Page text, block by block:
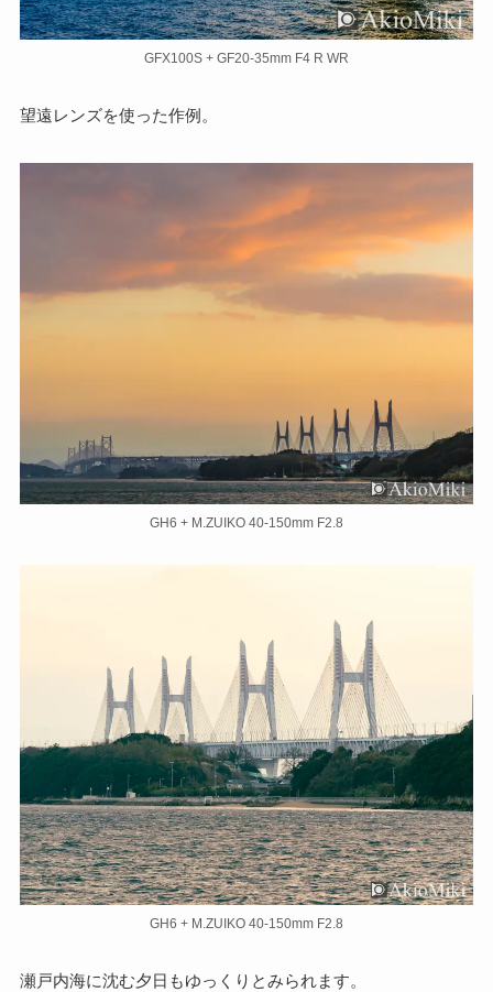
GFX100S + GF20-35mm F4 R WR
望遠レンズを使った作例。
GH6 + M.ZUIKO 40-150mm F2.8
GH6 + M.ZUIKO 40-150mm F2.8
瀬戸内海に沈む夕日もゆっくりとみられます。